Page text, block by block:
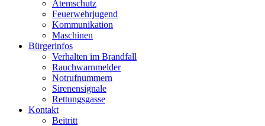
Atemschutz
Feuerwehrjugend
Kommunikation
Maschinen
Bürgerinfos
Verhalten im Brandfall
Rauchwarnmelder
Notrufnummern
Sirenensignale
Rettungsgasse
Kontakt
Beitritt